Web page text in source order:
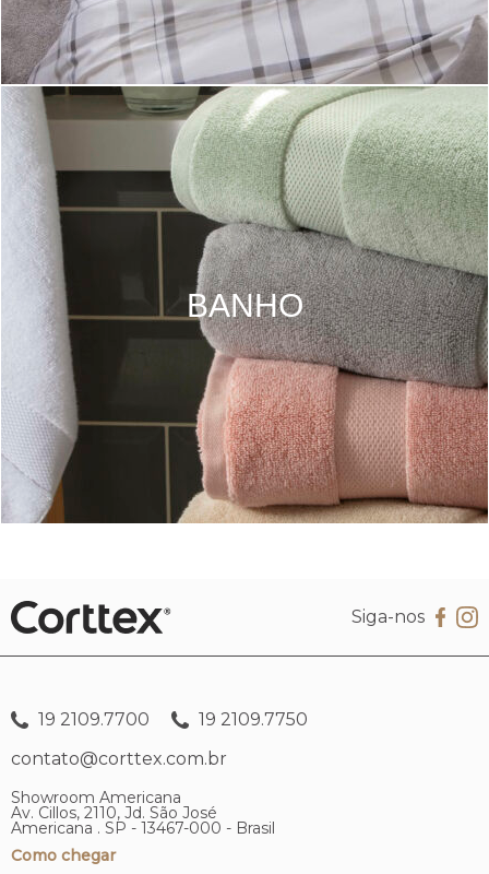
BANHO
Siga-nos
19 2109.7700
19 2109.7750
contato@corttex.com.br
Showroom Americana
Av. Cillos, 2110, Jd. São José
Americana . SP - 13467-000 - Brasil
Como chegar